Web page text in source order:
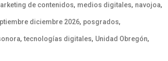
de contenidos, medios digitales, navojoa,
diciembre 2026, posgrados,
,tecnologías digitales, Unidad Obregón,